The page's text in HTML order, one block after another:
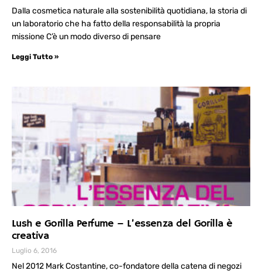
Dalla cosmetica naturale alla sostenibilità quotidiana, la storia di
un laboratorio che ha fatto della responsabilità la propria
missione C’è un modo diverso di pensare
Leggi Tutto »
Lush e Gorilla Perfume – L’essenza del Gorilla è
creativa
Luglio 6, 2016
Nel 2012 Mark Costantine, co-fondatore della catena di negozi